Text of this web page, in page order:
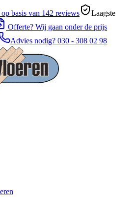
op basis van 142 reviews
Laagste
Offerte? Wij gaan onder de prijs
Advies nodig? 030 - 308 02 98